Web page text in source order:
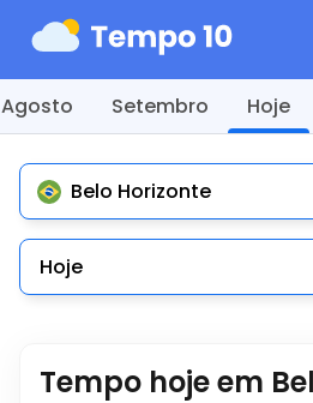
Agosto Setembro Hoje
Belo Horizonte
Hoje
Tempo hoje em